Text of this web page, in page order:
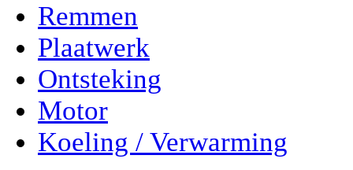
Remmen
Plaatwerk
Ontsteking
Motor
Koeling / Verwarming